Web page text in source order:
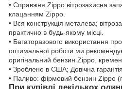
• Справжня Zippo вітрозахисна
клацанням Zippo.
• Вся конструкція металева;
практично в будь-якому місці.
• Багаторазового використання
оптимальної роботи ми
оригінальний бензин Zippo, кремені
• Зроблено в США; Довічна гарантія.
• Паливо: фірмовий бензин Zippo